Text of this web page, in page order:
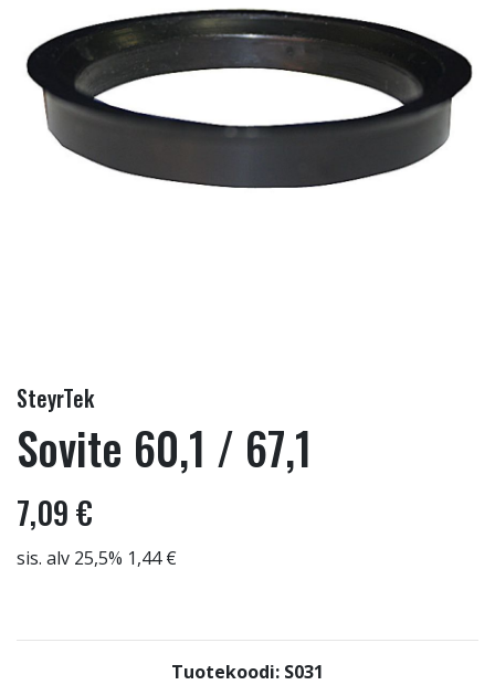
SteyrTek
Sovite 60,1 / 67,1
7,09 €
sis. alv 25,5% 1,44 €
Tuotekoodi: S031